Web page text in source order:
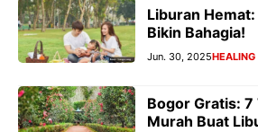
Liburan
Bikin Bahagia!
Jun. 30, 2025HEALING
Bogor Gratis:
Murah Buat